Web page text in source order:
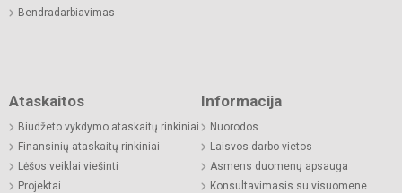
Bendradarbiavimas
Ataskaitos
Biudžeto vykdymo ataskaitų rinkiniai
Finansinių ataskaitų rinkiniai
Lėšos veiklai viešinti
Projektai
Informacija
Nuorodos
Laisvos darbo vietos
Asmens duomenų apsauga
Konsultavimasis su visuomene